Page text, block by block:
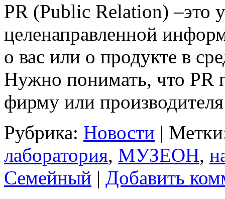
PR (Public Relation) –это
целенаправленной
о вас или о продукте в
Нужно понимать, что PR
фирму или
Рубрика: Новости |
лаборатория, МУЗЕОН,
Семейный | Добавить